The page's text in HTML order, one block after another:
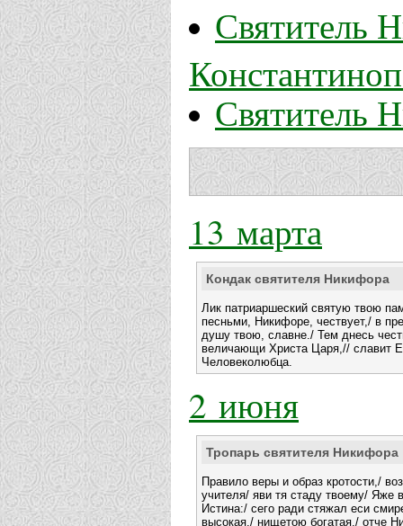
Святитель
Святитель
13 марта
Кондак святителя Никифора
Лик патриаршеский святую твою
песньми, Никифоре, чествует,/ в
душу твою, славне./ Тем днесь
величающи Христа Царя,// славит
Человеколюбца.
2 июня
Тропарь святителя Никифора
Правило веры и образ кротости,/
учителя/ яви тя стаду твоему/ Яже
Истина:/ сего ради стяжал еси
высокая,/ нищетою богатая,/ отче